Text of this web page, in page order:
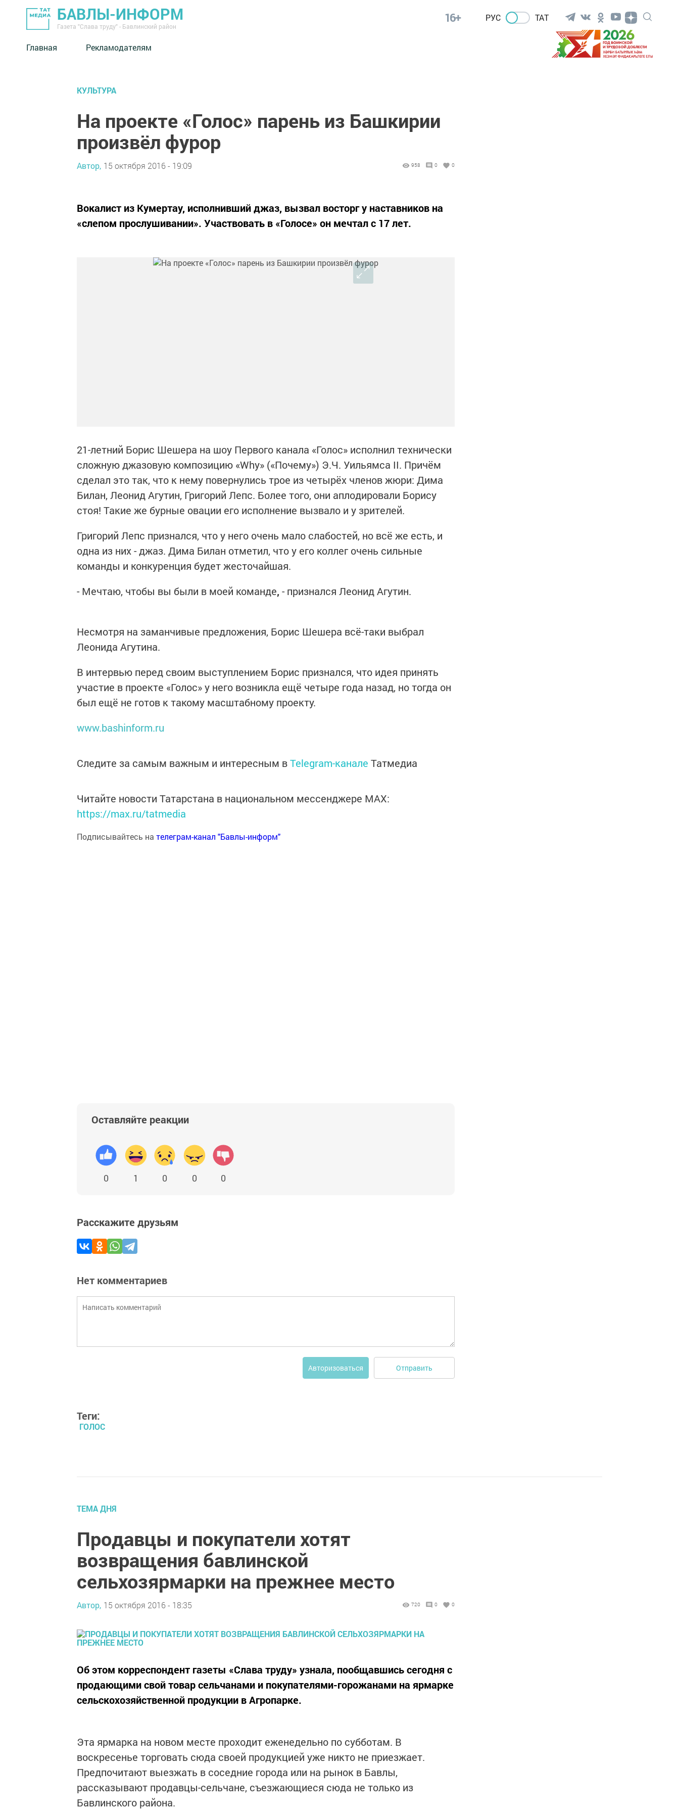
БАВЛЫ-ИНФОРМ
Газета "Слава труду" - Бавлинский район
16+ РУС ТАТ
Главная Рекламодателям
КУЛЬТУРА
На проекте «Голос» парень из Башкирии
произвёл фурор
Автор, 15 октября 2016 - 19:09 958 0 0
Вокалист из Кумертау, исполнивший джаз, вызвал восторг у наставников на
«слепом прослушивании». Участвовать в «Голосе» он мечтал с 17 лет.
21-летний Борис Шешера на шоу Первого канала «Голос» исполнил технически
сложную джазовую композицию «Why» («Почему») Э.Ч. Уильямса II. Причём
сделал это так, что к нему повернулись трое из четырёх членов жюри: Дима
Билан, Леонид Агутин, Григорий Лепс. Более того, они аплодировали Борису
стоя! Такие же бурные овации его исполнение вызвало и у зрителей.
Григорий Лепс признался, что у него очень мало слабостей, но всё же есть, и
одна из них - джаз. Дима Билан отметил, что у его коллег очень сильные
команды и конкуренция будет жесточайшая.
- Мечтаю, чтобы вы были в моей команде, - признался Леонид Агутин.
Несмотря на заманчивые предложения, Борис Шешера всё-таки выбрал
Леонида Агутина.
В интервью перед своим выступлением Борис признался, что идея принять
участие в проекте «Голос» у него возникла ещё четыре года назад, но тогда он
был ещё не готов к такому масштабному проекту.
www.bashinform.ru
Следите за самым важным и интересным вTelegram-канале Татмедиа
Читайте новости Татарстана в национальном мессенджере MАХ:
https://max.ru/tatmedia
Подписывайтесь на телеграм-канал "Бавлы-информ"
Оставляйте реакции
0 1 0 0 0
Расскажите друзьям
Нет комментариев
Авторизоваться Отправить
Теги:
ГОЛОС
ТЕМА ДНЯ
Продавцы и покупатели хотят
возвращения бавлинской
сельхозярмарки на прежнее место
Автор, 15 октября 2016 - 18:35 720 0 0
Об этом корреспондент газеты «Слава труду» узнала, пообщавшись сегодня с
продающими свой товар сельчанами и покупателями-горожанами на ярмарке
сельскохозяйственной продукции в Агропарке.
Эта ярмарка на новом месте проходит еженедельно по субботам. В
воскресенье торговать сюда своей продукцией уже никто не приезжает.
Предпочитают выезжать в соседние города или на рынок в Бавлы,
рассказывают продавцы-сельчане, съезжающиеся сюда не только из
Бавлинского района.